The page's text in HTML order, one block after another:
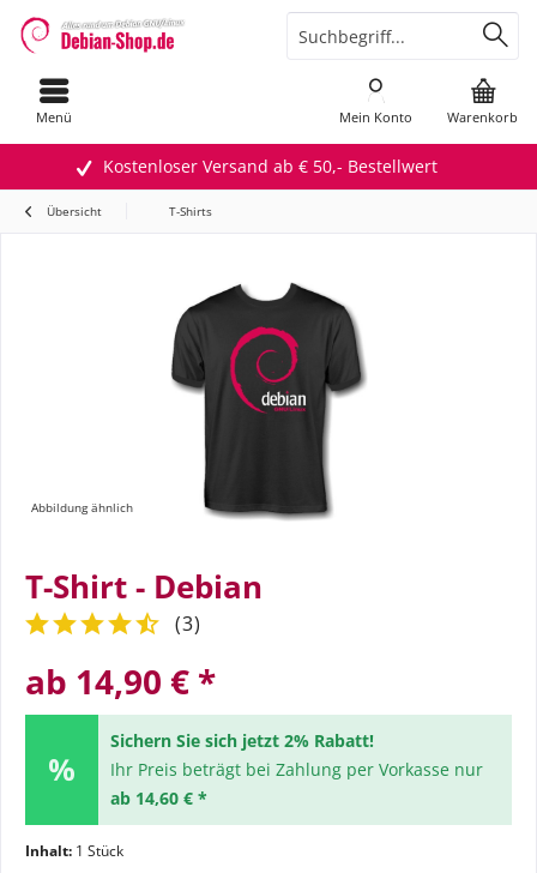
Kostenloser Versand ab € 50,- Bestellwert
Menü Warenkorb
Mein Konto
Übersicht T-Shirts
Abbildung ähnlich
T-Shirt - Debian
(3)
ab 14,90 € *
Sichern Sie sich jetzt 2% Rabatt!
Ihr Preis beträgt bei Zahlung per Vorkasse nur
ab 14,60 € *
Inhalt: 1 Stück